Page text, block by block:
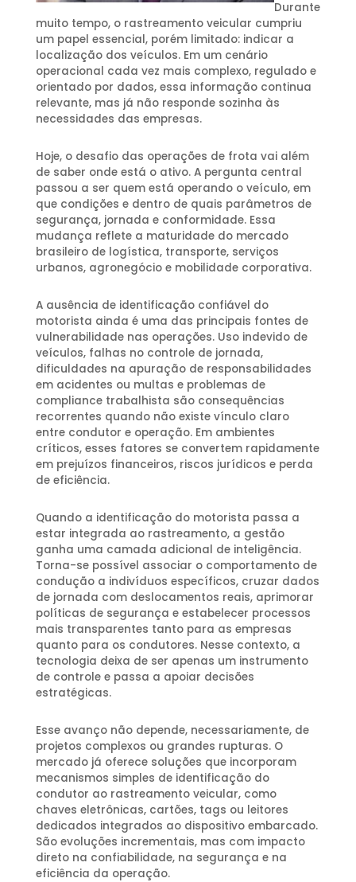
Durante
muito tempo, o rastreamento veicular cumpriu
um papel essencial, porém limitado: indicar a
localização dos veículos. Em um cenário
operacional cada vez mais complexo, regulado e
orientado por dados, essa informação continua
relevante, mas já não responde sozinha às
necessidades das empresas.
Hoje, o desafio das operações de frota vai além
de saber onde está o ativo. A pergunta central
passou a ser quem está operando o veículo, em
que condições e dentro de quais parâmetros de
segurança, jornada e conformidade. Essa
mudança reflete a maturidade do mercado
brasileiro de logística, transporte, serviços
urbanos, agronegócio e mobilidade corporativa.
A ausência de identificação confiável do
motorista ainda é uma das principais fontes de
vulnerabilidade nas operações. Uso indevido de
veículos, falhas no controle de jornada,
dificuldades na apuração de responsabilidades
em acidentes ou multas e problemas de
compliance trabalhista são consequências
recorrentes quando não existe vínculo claro
entre condutor e operação. Em ambientes
críticos, esses fatores se convertem rapidamente
em prejuízos financeiros, riscos jurídicos e perda
de eficiência.
Quando a identificação do motorista passa a
estar integrada ao rastreamento, a gestão
ganha uma camada adicional de inteligência.
Torna-se possível associar o comportamento de
condução a indivíduos específicos, cruzar dados
de jornada com deslocamentos reais, aprimorar
políticas de segurança e estabelecer processos
mais transparentes tanto para as empresas
quanto para os condutores. Nesse contexto, a
tecnologia deixa de ser apenas um instrumento
de controle e passa a apoiar decisões
estratégicas.
Esse avanço não depende, necessariamente, de
projetos complexos ou grandes rupturas. O
mercado já oferece soluções que incorporam
mecanismos simples de identificação do
condutor ao rastreamento veicular, como
chaves eletrônicas, cartões, tags ou leitores
dedicados integrados ao dispositivo embarcado.
São evoluções incrementais, mas com impacto
direto na confiabilidade, na segurança e na
eficiência da operação.